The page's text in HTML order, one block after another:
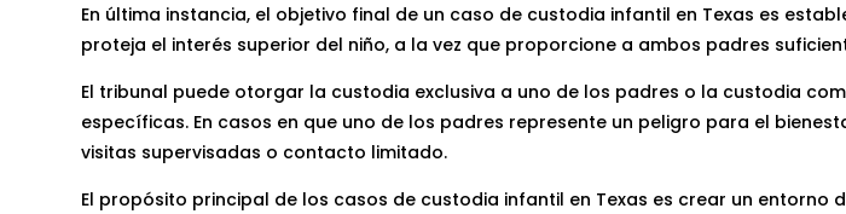
En última instancia, el objetivo final de un caso de custodia infantil en Texas es
proteja el interés superior del niño, a la vez que proporcione a ambos padres
El tribunal puede otorgar la custodia exclusiva a uno de los padres o la custodia
específicas. En casos en que uno de los padres represente un peligro para el
visitas supervisadas o contacto limitado.
El propósito principal de los casos de custodia infantil en Texas es crear un entorno